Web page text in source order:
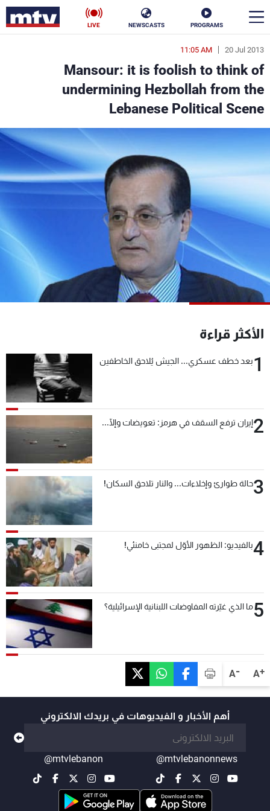
PROGRAMS
NEWSCASTS
LIVE
A+
A-
20 Jul 2013
11:05 AM
Mansour: it is foolish to think of
undermining Hezbollah from the
Lebanese Political Scene
الأكثر قراءة
1بعد خطف عسكري... الجيش يُلاحق الخاطفين
2إيران ترفع السقف في هرمز: تعويضات وإلّا...
3حالة طوارئ وإخلاءات... والنار تلاحق السكان!
4بالفيديو: الظهور الأوّل لمجتبى خامنئي!
5ما الذي غيّرته المفاوضات اللبنانية الإسرائيلية؟
أهم الأخبار و الفيديوهات في بريدك الالكتروني
@mtvlebanonnews
@mtvlebanon
en
الأخبار
سياسة ناس
فن
منوعات رياضة
كأس العالم
جدول البرامج
شاهد البرامج
الترددات
عن MTV
لاعلاناتكم
شروط الإسـتخدام